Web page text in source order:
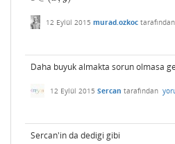
12 Eylül 2015 murad.ozkoc tarafından
Daha buyuk almakta sorun olmasa
12 Eylül 2015 Sercan tarafından
Sercan'in da dedigi gibi